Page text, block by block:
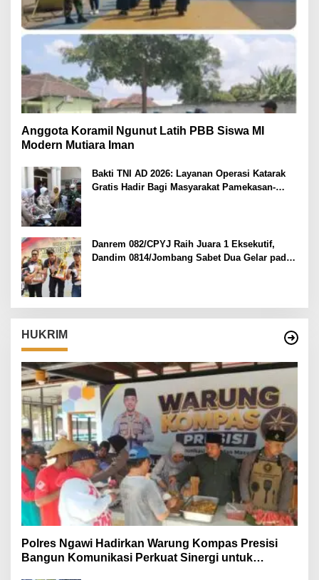
Anggota Koramil Ngunut Latih PBB Siswa MI
Modern Mutiara Iman
Bakti TNI AD 2026: Layanan Operasi Katarak
Gratis Hadir Bagi Masyarakat Pamekasan-
Danrem 082/CPYJ Raih Juara 1 Eksekutif,
Dandim 0814/Jombang Sabet Dua Gelar pada
HUKRIM
Polres Ngawi Hadirkan Warung Kompas Presisi
Bangun Komunikasi Perkuat Sinergi untuk